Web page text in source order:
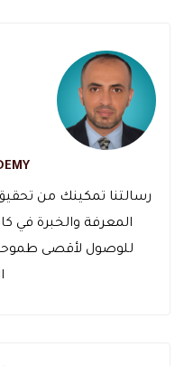
رسالتنا تمكينك من
المعرفة والخبرة في
للوصول لأقصى